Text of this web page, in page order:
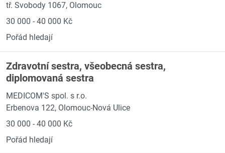
tř. Svobody 1067, Olomouc
30 000 - 40 000 Kč
Pořád hledají
Zdravotní sestra, všeobecná sestra,
diplomovaná sestra
MEDICOM'S spol. s r.o.
Erbenova 122, Olomouc-Nová Ulice
30 000 - 40 000 Kč
Pořád hledají